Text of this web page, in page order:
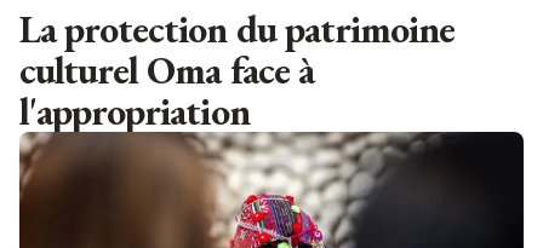
La protection du patrimoine
culturel Oma face à
l'appropriation